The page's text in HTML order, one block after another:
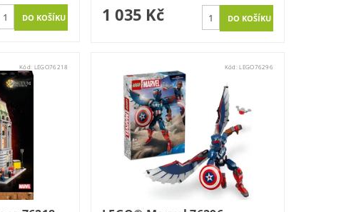
1 035 Kč
Kód: LEGO76218 Kód:LEGO76296